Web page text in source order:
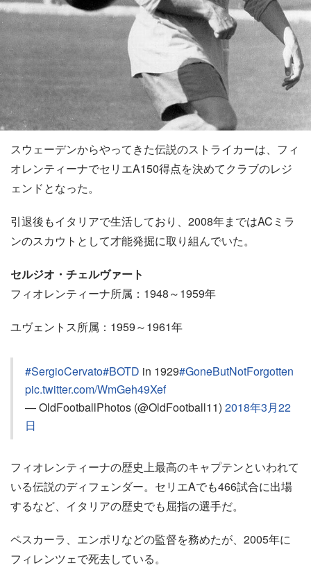
スウェーデンからやってきた伝説のストライカーは、フィ
オレンティーナでセリエA150得点を決めてクラブのレジ
ェンドとなった。
引退後もイタリアで生活しており、2008年まではACミラ
ンのスカウトとして才能発掘に取り組んでいた。
セルジオ・チェルヴァート
フィオレンティーナ所属：1948～1959年
ユヴェントス所属：1959～1961年
#SergioCervato#BOTD in 1929#GoneButNotForgotten
pic.twitter.com/WmGeh49Xef
— OldFootballPhotos (@OldFootball11) 2018年3月22
日
フィオレンティーナの歴史上最高のキャプテンといわれて
いる伝説のディフェンダー。セリエAでも466試合に出場
するなど、イタリアの歴史でも屈指の選手だ。
ペスカーラ、エンポリなどの監督を務めたが、2005年に
フィレンツェで死去している。